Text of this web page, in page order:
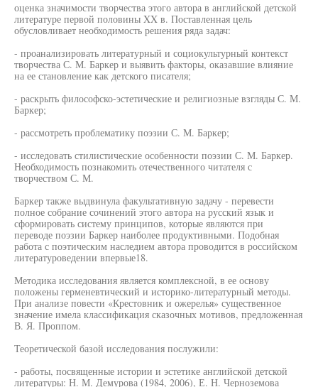
оценка значимости творчества этого автора в английской детской
литературе первой половины XX в. Поставленная цель
обусловливает необходимость решения ряда задач:
- проанализировать литературный и социокультурный контекст
творчества С. М. Баркер и выявить факторы, оказавшие влияние
на ее становление как детского писателя;
- раскрыть философско-эстетические и религиозные взгляды С. М.
Баркер;
- рассмотреть проблематику поэзии С. М. Баркер;
- исследовать стилистические особенности поэзии С. М. Баркер.
Необходимость познакомить отечественного читателя с
творчеством С. М.
Баркер также выдвинула факультативную задачу - перевести
полное собрание сочинений этого автора на русский язык и
сформировать систему принципов, которые являются при
переводе поэзии Баркер наиболее продуктивными. Подобная
работа с поэтическим наследием автора проводится в российском
литературоведении впервые18.
Методика исследования является комплексной, в ее основу
положены герменевтический и историко-литературный методы.
При анализе повести «Крестовник и ожерелья» существенное
значение имела классификация сказочных мотивов, предложенная
В. Я. Проппом.
Теоретической базой исследования послужили:
- работы, посвященные истории и эстетике английской детской
литературы: Н. М. Демурова (1984, 2006), Е. Н. Черноземова